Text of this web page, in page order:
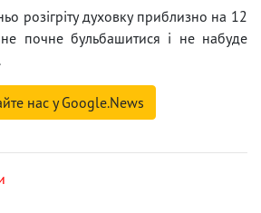
розігріту духовку приблизно на 12
почне бульбашитися і не набуде
нас у Google.News